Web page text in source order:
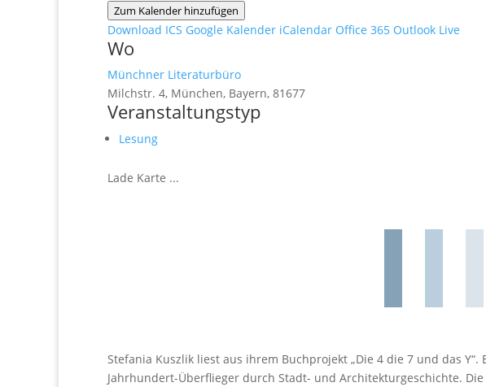
Zum Kalender hinzufügen
Download ICS Google Kalender iCalendar Office 365 Outlook Live
Wo
Münchner Literaturbüro
Milchstr. 4, München, Bayern, 81677
Veranstaltungstyp
Lesung
Lade Karte ...
Stefania Kuszlik liest aus ihrem Buchprojekt „Die 4 die 7 und das
Jahrhundert-Überflieger durch Stadt- und Architekturgeschichte.